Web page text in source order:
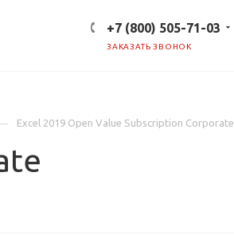
+7 (800) 505-71-03
ЗАКАЗАТЬ ЗВОНОК
Excel 2019 Open Value Subscription Corporate